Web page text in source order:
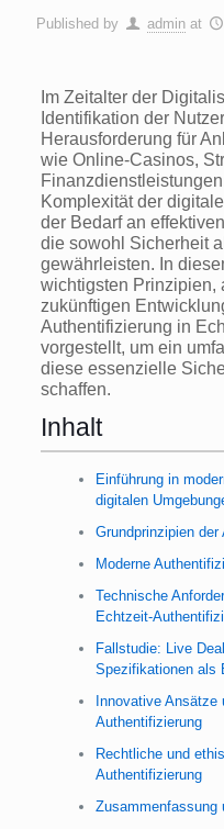
Published by admin at
Im Zeitalter der
Identifikation der
Herausforderung für
wie Online-Casinos,
Komplexität der
der Bedarf an
die sowohl Sicherheit
gewährleisten. In
wichtigsten Prinzipien,
zukünftigen
Authentifizierung in
vorgestellt, um ein
diese essenzielle
schaffen.
Inhalt
Einführung in
digitalen
Grundprinzipien
Moderne
Technische
Echtzeit-
Fallstudie: Live
Spezifikationen als
Innovative
Authentifizierung
Rechtliche und
Authentifizierung
Zusammenfassung